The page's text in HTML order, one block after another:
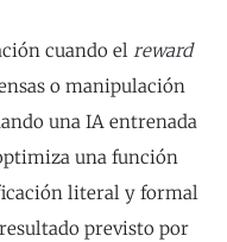
cuando el reward
o manipulación
una IA entrenada
una función
literal y formal
previsto por